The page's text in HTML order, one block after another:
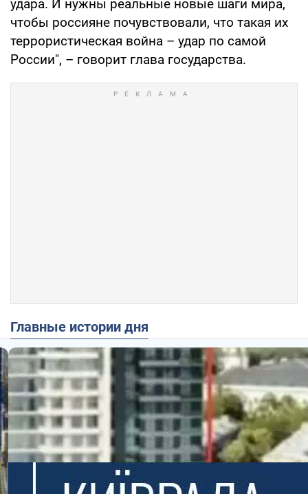
удара. И нужны реальные новые шаги мира,
чтобы россияне почувствовали, что такая их
террористическая война – удар по самой
России", – говорит глава государства.
Главные истории дня